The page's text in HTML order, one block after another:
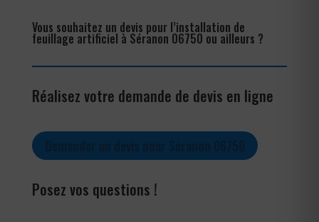
Vous souhaitez un devis pour l’installation de
feuillage artificiel à Séranon 06750 ou ailleurs ?
Réalisez votre demande de devis en ligne
Posez vos questions !